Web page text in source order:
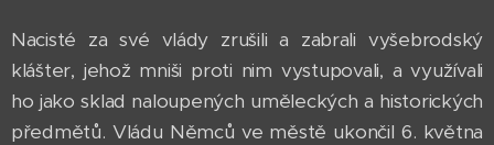
Nacisté za své vlády zrušili a zabrali vyšebrodský
klášter, jehož mniši proti nim vystupovali, a využívali
ho jako sklad naloupených uměleckých a historických
předmětů. Vládu Němců ve městě ukončil 6. května